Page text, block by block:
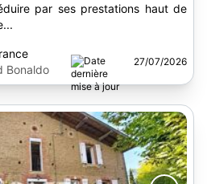
par ses prestations haut de
Bonaldo
27/07/2026